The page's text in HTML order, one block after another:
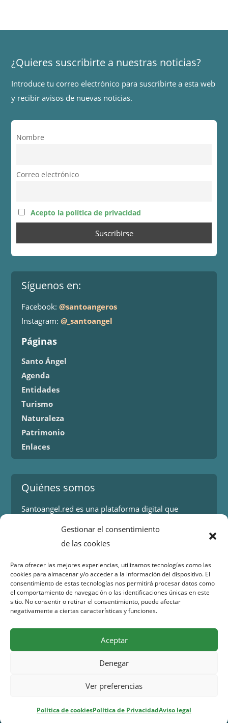
Gestionar el consentimiento
de las cookies
Para ofrecer las mejores experiencias, utilizamos tecnologías como las
cookies para almacenar y/o acceder a la información del dispositivo. El
consentimiento de estas tecnologías nos permitirá procesar datos como
el comportamiento de navegación o las identificaciones únicas en este
sitio. No consentir o retirar el consentimiento, puede afectar
negativamente a ciertas características y funciones.
Aceptar
Denegar
Ver preferencias
Política de cookiesPolítica de PrivacidadAviso legal
¿Quieres suscribirte a nuestras noticias?
Introduce tu correo electrónico para suscribirte a esta web
y recibir avisos de nuevas noticias.
Nombre
Correo electrónico
Acepto la política de privacidad
Síguenos en:
Facebook:@santoangeros
Instagram:@_santoangel
Páginas
Santo Ángel
Agenda
Entidades
Turismo
Naturaleza
Patrimonio
Enlaces
Quiénes somos
Santoangel.red es una plataforma digital que
Contacto
Isaac Peral 2
30151 Santo Ángel (Murcia)
info@santoangel.red
derechos reservados –Aviso legal
privacidad– Cookies